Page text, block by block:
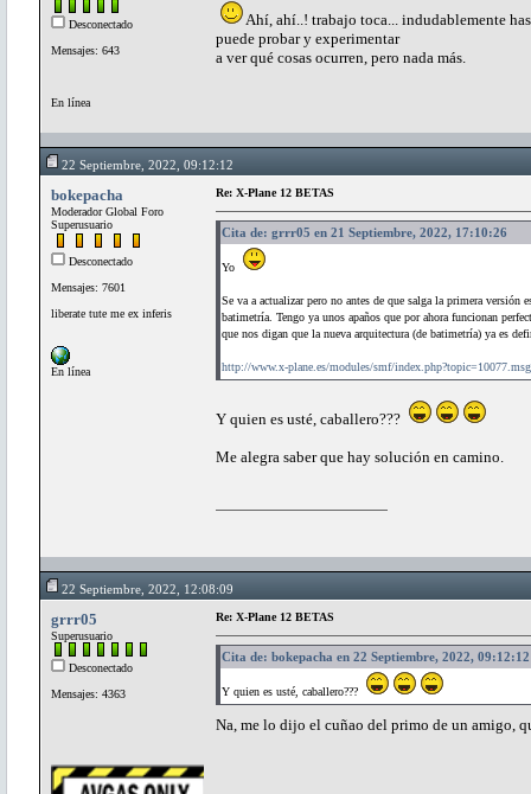
Desconectado
Mensajes: 643
En línea
Ahí, ahí..! trabajo toca... indudablemente
puede probar y experimentar
a ver qué cosas ocurren, pero nada más.
22 Septiembre, 2022, 09:12:12
bokepacha
Moderador Global Foro
Superusuario
Desconectado
Mensajes: 7601
liberate tute me ex inferis
En línea
Re: X-Plane 12 BETAS
Cita de: grrr05 en 21 Septiembre, 2022, 17:10:26
Yo
Se va a actualizar pero no antes de que salga la primera
batimetría. Tengo ya unos apaños que por ahora funcionan
que nos digan que la nueva arquitectura (de batimetría) ya es
http://www.x-plane.es/modules/smf/
Y quien es usté, caballero???
Me alegra saber que hay solución en camino.
22 Septiembre, 2022, 12:08:09
grrr05
Superusuario
Desconectado
Mensajes: 4363
Re: X-Plane 12 BETAS
Cita de: bokepacha en 22 Septiembre, 2022, 09:12:12
Y quien es usté, caballero???
Na, me lo dijo el cuñao del primo de un amigo,